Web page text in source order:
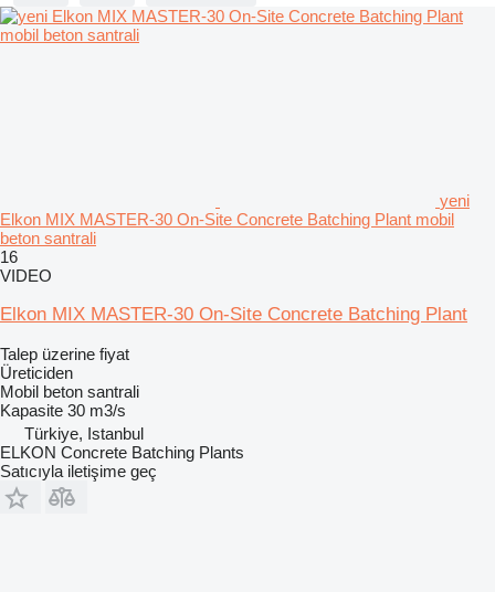
yeni
Elkon MIX MASTER-30 On-Site Concrete Batching Plant mobil
beton santrali
16
VIDEO
Elkon MIX MASTER-30 On-Site Concrete Batching Plant
Talep üzerine fiyat
Üreticiden
Mobil beton santrali
Kapasite 30 m3/s
Türkiye, Istanbul
ELKON Concrete Batching Plants
Satıcıyla iletişime geç